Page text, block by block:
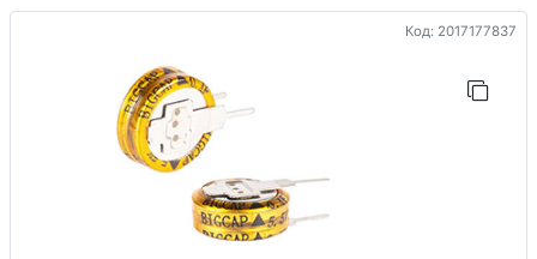
Код: 2017177837